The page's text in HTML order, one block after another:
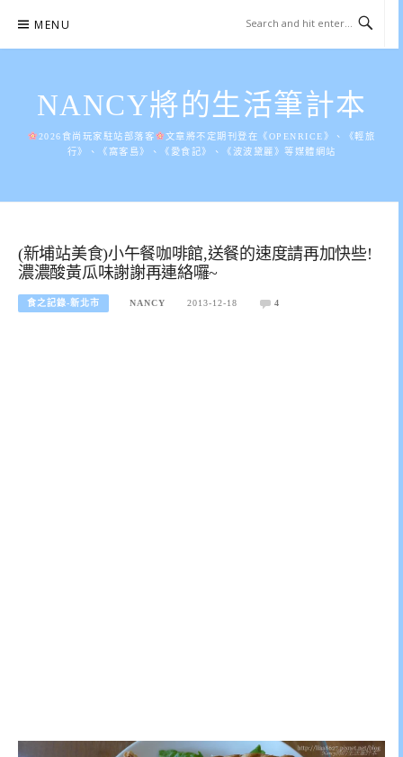
content
MENU
NANCY將的生活筆計本
2026食尚玩家駐站部落客
文章將不定期刊登在《OPENRICE》、《輕旅
行》、《窩客島》、《愛食記》、《波波黛麗》等媒體網站
(新埔站美食)小午餐咖啡館,送餐的速度請再加快些!
濃濃酸黃瓜味謝謝再連絡囉~
食之記錄-新北市 NANCY 2013-12-18 4